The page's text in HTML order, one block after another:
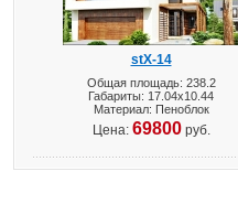
stX-14
Общая площадь: 238.2
Габариты: 17.04х10.44
Материал: Пеноблок
Цена: 69800руб.